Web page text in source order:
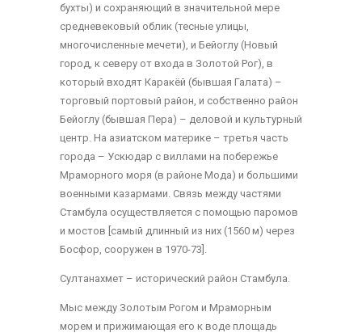
бухты) и сохраняющий в значительной мере
средневековый облик (тесные улицы,
многочисленные мечети), и Бейоглу (Новый
город, к северу от входа в Золотой Рог), в
который входят Каракёй (бывшая Галата) –
торговый портовый район, и собственно район
Бейоглу (бывшая Пера) – деловой и культурный
центр. На азиатском материке – третья часть
города – Ускюдар с виллами на побережье
Мраморного моря (в районе Мода) и большими
военными казармами. Связь между частями
Стамбула осуществляется с помощью паромов
и мостов [самый длинный из них (1560 м) через
Босфор, сооружен в 1970-73].
Султанахмет – исторический район Стамбула.
Мыс между Золотым Рогом и Мраморным
морем и прижимающая его к воде площадь